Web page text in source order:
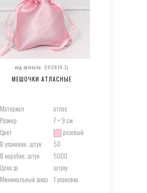
код артикула: 000814-3j
МЕШОЧКИ АТЛАСНЫЕ
Материал
атлас
Размер
7 × 9 см
Цвет
розовый
В упаковке, штук
50
В коробке, штук
5000
Цена за
штуку
Минимальный заказ
1 упаковка